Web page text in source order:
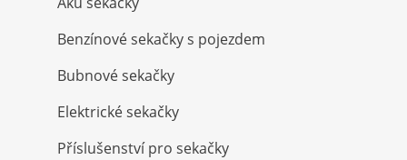
Benzínové sekačky s pojezdem
Bubnové sekačky
Elektrické sekačky
Příslušenství pro sekačky